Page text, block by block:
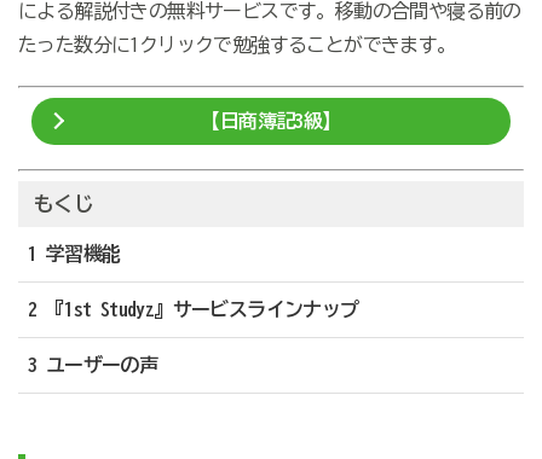
による解説付きの無料サービスです。移動の合間や寝る前の
たった数分に1クリックで勉強することができます。
【日商簿記3級】
もくじ
1 学習機能
2 『1st Studyz』サービスラインナップ
3 ユーザーの声